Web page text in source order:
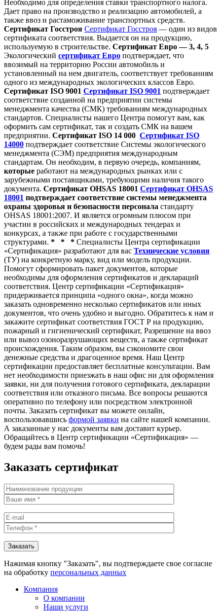
Необходимо для определения ставки транспортного налога.
Дает право на производство и реализацию автомобилей, а
также ввоз и растаможивание транспортных средств.
Сертификат Госстроя Сертификат Госстроя — один из видов
сертификата соответствия. Выдается он на продукцию,
используемую в строительстве. Сертификат Евро — 3, 4, 5
Экологический сертификат Евро подтверждает, что
ввозимый на территорию России автомобиль и
установленный на нем двигатель, соответствует требованиям
одного из международных экологических классов Евро.
Сертификат ISO 9001 Сертификат ISO 9001 подтверждает
соответствие созданной на предприятии системы
менеджмента качества (СМК) требованиям международных
стандартов. Специалисты нашего Центра помогут вам, как
оформить сам сертификат, так и создать СМК на вашем
предприятии. Сертификат ISO 14 000 Сертификат ISO
14000 подтверждает соответствие Системы экологического
менеджмента (СЭМ) предприятия международным
стандартам. Он необходим, в первую очередь, компаниям,
которые работают на международных рынках или с
зарубежными поставщиками, требующими наличия такого
документа. Сертификат OHSAS 18001 Сертификат OHSAS
18001 подтверждает соответствие системы менеджмента
охраны здоровья и безопасности персонала стандарту
OHSAS 18001:2007. И является огромным плюсом при
участии в российских и международных тендерах и
конкурсах, а также при работе с государственными
структурами. * * * Специалисты Центра сертификации
«Сертификация» разработают для вас Технические условия
(ТУ) на конкретную марку, вид или модель продукции.
Помогут сформировать пакет документов, которые
необходимы для оформления сертификатов и деклараций
соответствия. Центр сертификации «Сертификация»
придерживается принципа «одного окна», когда можно
заказать одновременно несколько сертификатов или иных
документов, что очень удобно и выгодно. Обратитесь к нам и
закажите сертификат соответствия ГОСТ Р на продукцию,
пожарный и гигиенический сертификат, Разрешение на ввоз
или вывоз озоноразрушающих веществ, а также сертификат
происхождения. Таким образом, вы сэкономите свои
денежные средства и драгоценное время. Наш Центр
сертификации предоставляет бесплатные консультации. Вам
нет необходимости приезжать в наш офис ни для оформления
заявки, ни для получения готового сертификата, декларации
соответствия или отказного письма. Все вопросы решаются
оперативно по телефону или посредством электронной
почты. Заказать сертификат вы можете онлайн,
воспользовавшись формой заявки на сайте нашей компании.
А заказанные у нас документы вам доставит курьер.
Обращайтесь в Центр сертификации «Сертификация» —
будем рады вам помочь!
Заказать сертификат
Нажимая кнопку "Заказать", вы подтверждаете свое согласие
на обработку персональных данных
Компания
О компании
Наши услуги